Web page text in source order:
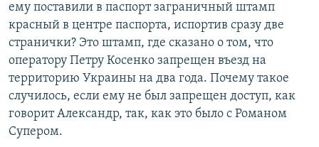
ему поставили в паспорт заграничный штамп
красный в центре паспорта, испортив сразу две
странички? Это штамп, где сказано о том, что
оператору Петру Косенко запрещен въезд на
территорию Украины на два года. Почему такое
случилось, если ему не был запрещен доступ, как
говорит Александр, так, как это было с Романом
Супером.